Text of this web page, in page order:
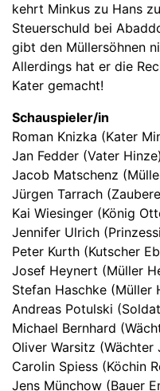
kehrt Minkus zu Hans
Steuerschuld bei
gibt den Müllersöhnen
Allerdings hat er die
Kater gemacht!
Schauspieler/in
Roman Knizka (Kater
Jan Fedder (Vater Hinze)
Jacob Matschenz
Jürgen Tarrach
Kai Wiesinger (König
Jennifer Ulrich
Peter Kurth (Kutscher
Josef Heynert (Müller
Stefan Haschke (Müller
Andreas Potulski
Michael Bernhard
Oliver Warsitz (Wächter
Carolin Spiess (Köchin
Jens Münchow (Bauer